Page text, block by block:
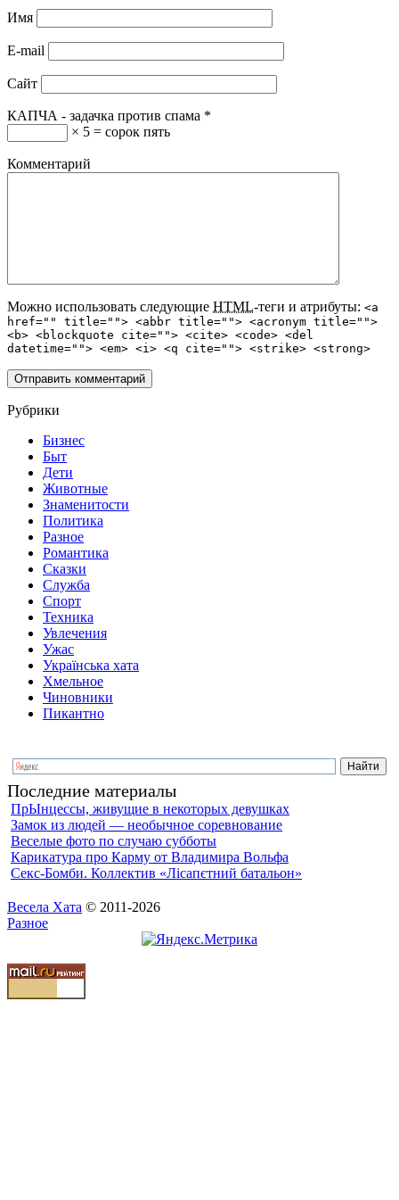
Имя
E-mail
Сайт
КАПЧА - задачка против спама *
× 5 = сорок пять
Комментарий
Можно использовать следующие HTML-теги и атрибуты: <a
href="" title=""> <abbr title=""> <acronym title="">
<b> <blockquote cite=""> <cite> <code> <del
datetime=""> <em> <i> <q cite=""> <strike> <strong>
Рубрики
Бизнес
Быт
Дети
Животные
Знаменитости
Политика
Разное
Романтика
Сказки
Служба
Спорт
Техника
Увлечения
Ужас
Українська хата
Хмельное
Чиновники
Пикантно
Последние материалы
ПрЫнцессы, живущие в некоторых девушках
Замок из людей — необычное соревнование
Веселые фото по случаю субботы
Карикатура про Карму от Владимира Вольфа
Ceкс-Бомби. Коллектив «Лісапєтний батальон»
Весела Хата © 2011-2026
Разное